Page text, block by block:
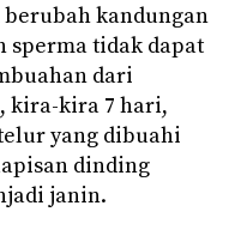
kandungan
sperma tidak dapat
dari
kira-kira 7 hari,
yang dibuahi
dinding
janin.